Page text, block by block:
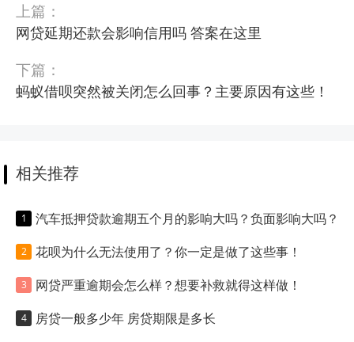
上篇：
网贷延期还款会影响信用吗 答案在这里
下篇：
蚂蚁借呗突然被关闭怎么回事？主要原因有这些！
相关推荐
汽车抵押贷款逾期五个月的影响大吗？负面影响大吗？
花呗为什么无法使用了？你一定是做了这些事！
网贷严重逾期会怎么样？想要补救就得这样做！
房贷一般多少年 房贷期限是多长